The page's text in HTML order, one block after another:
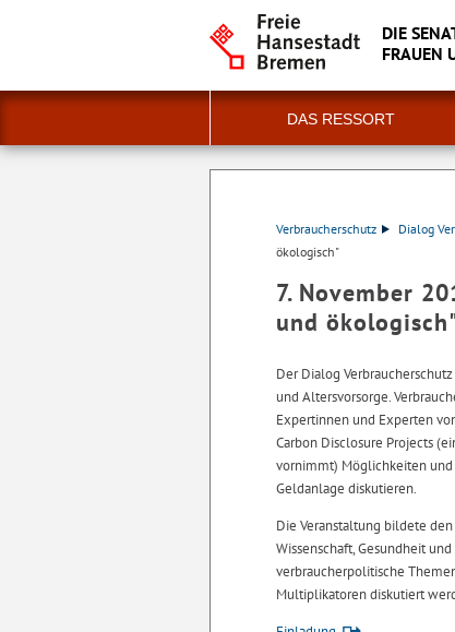
DIE
FRAUEN
DAS RESSORT
Verbraucherschutz Dialog
ökologisch"
7. November
und
Der Dialog
und Altersvorsorge.
Expertinnen und Experten
Carbon Disclosure Projects
vornimmt) Möglichkeiten
Geldanlage diskutieren.
Die Veranstaltung bildete
Wissenschaft, Gesundheit
verbraucherpolitische
Multiplikatoren diskutiert